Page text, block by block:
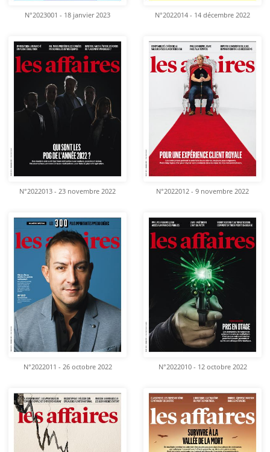
N°2023001 - 18 janvier 2023 N°2022014 - 14 décembre 2022
N°2022013 - 23 novembre 2022 N°2022012 - 9 novembre 2022
N°2022011 - 26 octobre 2022 N°2022010 - 12 octobre 2022